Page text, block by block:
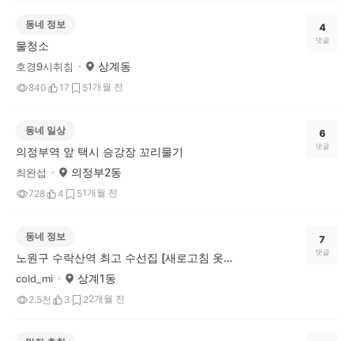
동네 정보
물청소
호경9시취침 상계동
840 17 51개월 전
4
댓글
동네 일상
의정부역 앞 택시 승강장 꼬리물기
최완섭 의정부2동
728 4 51개월 전
6
댓글
동네 정보
노원구 수락산역 최고 수선집 [새로고침 옷수선]
cold_mi 상계1동
2.5천 3 22개월 전
7
댓글